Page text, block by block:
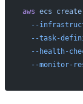
aws ecs
--
--task-
--health-
--monitor-